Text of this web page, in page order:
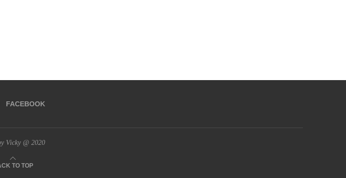
FACEBOOK
Vicky @ 2020
TO TOP